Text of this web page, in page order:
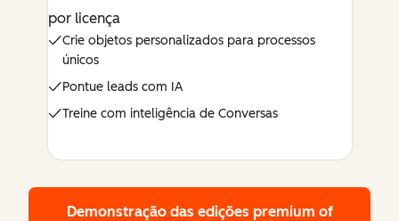
por licença
Crie objetos personalizados para processos
únicos
Pontue leads com IA
Treine com inteligência de Conversas
Demonstração das edições premium of